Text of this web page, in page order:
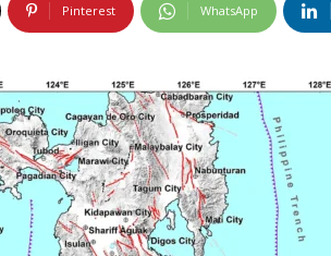
Pinterest WhatsApp